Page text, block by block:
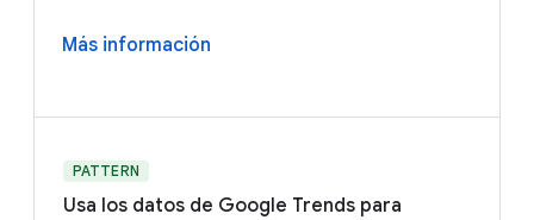
Más información
PATTERN
Usa los datos de Google Trends para